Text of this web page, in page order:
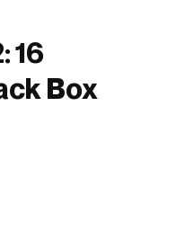
16
Box